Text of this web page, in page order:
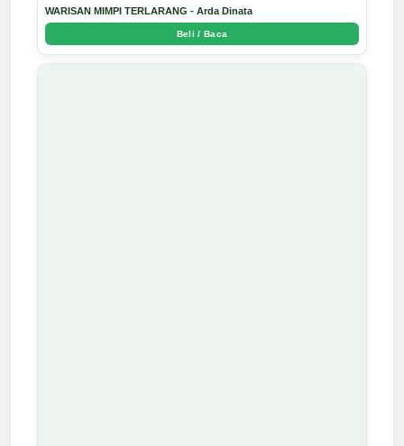
WARISAN MIMPI TERLARANG - Arda Dinata
Beli / Baca